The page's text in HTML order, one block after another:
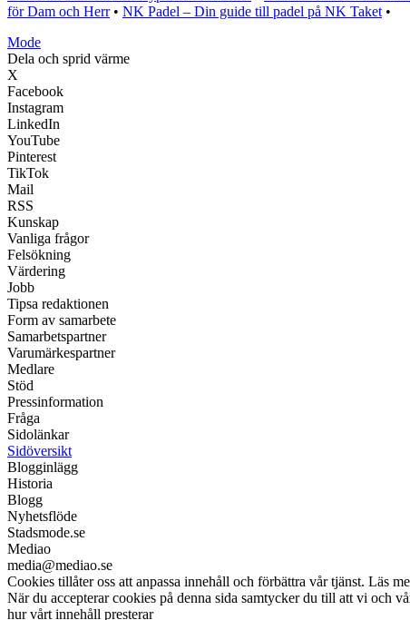
för Dam och Herr• NK Padel – Din guide till padel på NK Taket•
Mode
Dela och sprid värme
X
Facebook
Instagram
LinkedIn
YouTube
Pinterest
TikTok
Mail
RSS
Kunskap
Vanliga frågor
Felsökning
Värdering
Jobb
Tipsa redaktionen
Form av samarbete
Samarbetspartner
Varumärkespartner
Medlare
Stöd
Pressinformation
Fråga
Sidolänkar
Sidöversikt
Blogginlägg
Historia
Blogg
Nyhetsflöde
Stadsmode.se
Mediao
media@mediao.se
Cookies tillåter oss att anpassa innehåll och förbättra vår tjänst. Läs
När du accepterar cookies på denna sida samtycker du till att vi och
hur vårt innehåll presterar